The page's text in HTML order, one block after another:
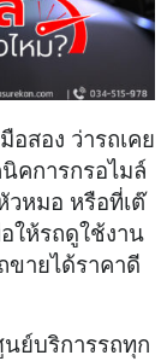
สอง ว่ารถเคย
คการกรอไมล์
วหมอ หรือที่เต๊
ให้รถดูใช้งาน
ขายได้ราคาดี
นย์บริการรถทุก